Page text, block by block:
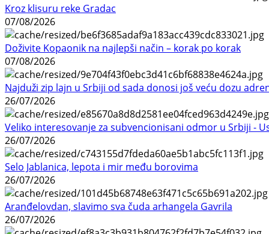
Kroz klisuru reke Gradac
07/08/2026
Doživite Kopaonik na najlepši način – korak po korak
07/08/2026
Najduži zip lajn u Srbiji od sada donosi još veću dozu
26/07/2026
Veliko interesovanje za subvencionisani odmor u Srbiji -
26/07/2026
Selo Jablanica, lepota i mir među borovima
26/07/2026
Aranđelovdan, slavimo sva čuda arhangela Gavrila
26/07/2026